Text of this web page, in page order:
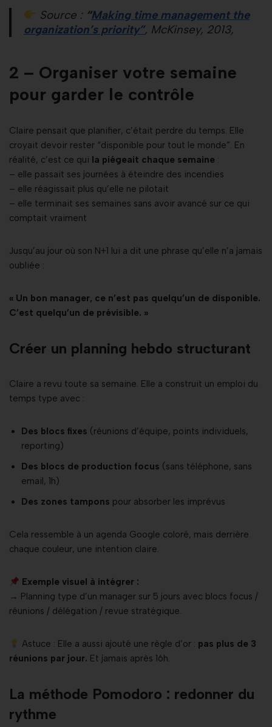
Source : “Making time management the
organization’s priority”, McKinsey, 2013,
2 – Organiser votre semaine
pour garder le contrôle
Claire pensait que planifier, c’était perdre du temps. Elle
croyait devoir rester “disponible pour tout le monde”. En
réalité, c’est ce qui la piégeait chaque semaine :
– elle passait ses journées à éteindre des incendies
– elle réagissait plus qu’elle ne pilotait
– elle terminait ses semaines sans avoir avancé sur ce qui
comptait vraiment
Jusqu’au jour où son N+1 lui a dit une phrase qu’elle n’a jamais
oubliée :
« Un bon manager, ce n’est pas quelqu’un de disponible.
C’est quelqu’un de prévisible. »
Créer un planning hebdo structurant
Claire a revu toute sa semaine. Elle a construit un emploi du
temps type avec :
Des blocs fixes (réunions d’équipe, points individuels,
reporting)
Des blocs de production focus (sans téléphone, sans
email, 1h)
Des zones tampons pour absorber les imprévus
Cela ressemble à un agenda Google coloré, mais derrière
chaque couleur, une intention claire.
Exemple visuel à intégrer :
→ Planning type d’un manager sur 5 jours avec blocs focus /
réunions / délégation / revue stratégique.
Astuce : Elle a aussi ajouté une règle d’or : pas plus de 3
réunions par jour. Et jamais après 16h.
La méthode Pomodoro : redonner du
rythme